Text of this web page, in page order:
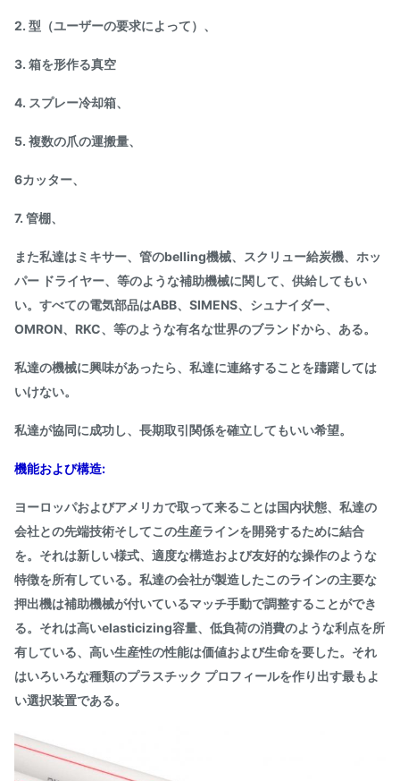
2. 型（ユーザーの要求によって）、
3. 箱を形作る真空
4. スプレー冷却箱、
5. 複数の爪の運搬量、
6カッター、
7. 管棚、
また私達はミキサー、管のbelling機械、スクリュー給炭機、ホッ
パー ドライヤー、等のような補助機械に関して、供給してもい
い。すべての電気部品はABB、SIMENS、シュナイダー、
OMRON、RKC、等のような有名な世界のブランドから、ある。
私達の機械に興味があったら、私達に連絡することを躊躇しては
いけない。
私達が協同に成功し、長期取引関係を確立してもいい希望。
機能および構造:
ヨーロッパおよびアメリカで取って来ることは国内状態、私達の
会社との先端技術そしてこの生産ラインを開発するために結合
を。それは新しい様式、適度な構造および友好的な操作のような
特徴を所有している。私達の会社が製造したこのラインの主要な
押出機は補助機械が付いているマッチ手動で調整することができ
る。それは高いelasticizing容量、低負荷の消費のような利点を所
有している、高い生産性の性能は価値および生命を要した。それ
はいろいろな種類のプラスチック プロフィールを作り出す最もよ
い選択装置である。